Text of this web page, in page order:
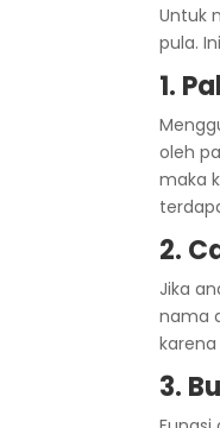
Untuk
pula.
1.
oleh
maka
2.
Jika
nama
3.